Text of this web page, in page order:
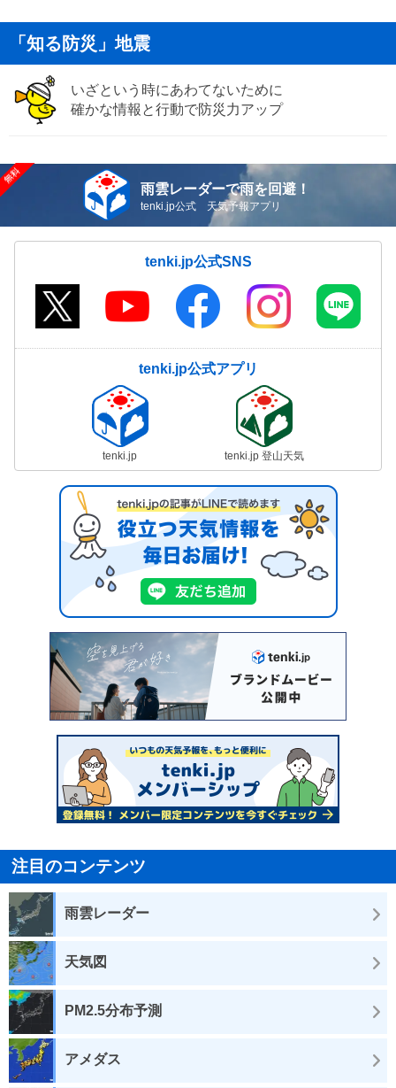
「知る防災」地震
いざという時にあわてないために
確かな情報と行動で防災力アップ
雨雲レーダーで雨を回避！
tenki.jp公式 天気予報アプリ
tenki.jp公式SNS
tenki.jp公式アプリ
tenki.jp tenki.jp 登山天気
注目のコンテンツ
雨雲レーダー
天気図
PM2.5分布予測
アメダス